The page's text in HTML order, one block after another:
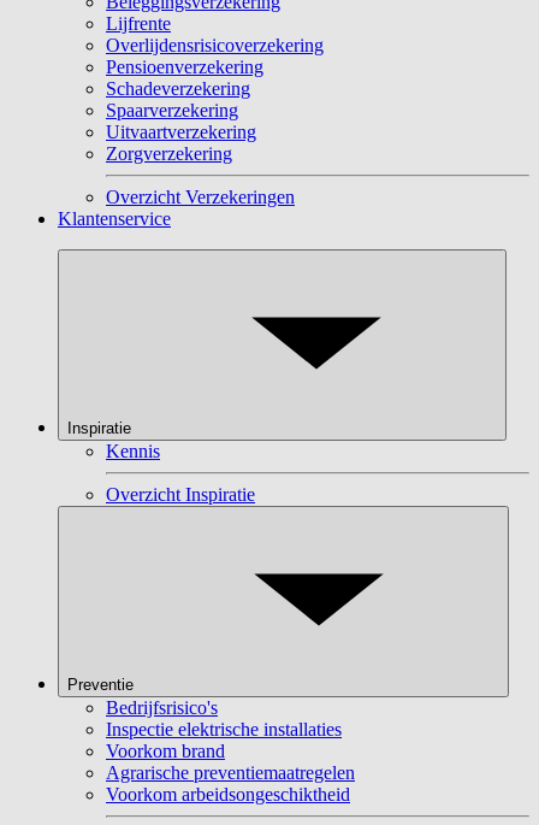
Lijfrente
Overlijdensrisicoverzekering
Pensioenverzekering
Schadeverzekering
Spaarverzekering
Uitvaartverzekering
Zorgverzekering
Overzicht Verzekeringen
Klantenservice
Inspiratie
Kennis
Overzicht Inspiratie
Preventie
Bedrijfsrisico's
Inspectie elektrische installaties
Voorkom brand
Agrarische preventiemaatregelen
Voorkom arbeidsongeschiktheid